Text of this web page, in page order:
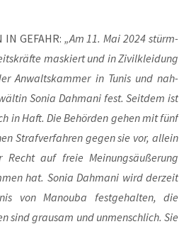
IN GEFAHR: „Am 11. Mai 2024 stürm­
mas­kiert und in Zivil­klei­dung
Anwalts­kam­mer in Tunis und nah­
Sonia Dah­ma­ni fest. Seit­dem ist
in Haft. Die Behör­den gehen mit fünf
Straf­ver­fah­ren gegen sie vor, allein
auf freie Mei­nungs­äu­ße­rung
hat. Sonia Dah­ma­ni wird der­zeit
von Manou­ba fest­ge­hal­ten, die
sind grau­sam und unmensch­lich. Sie